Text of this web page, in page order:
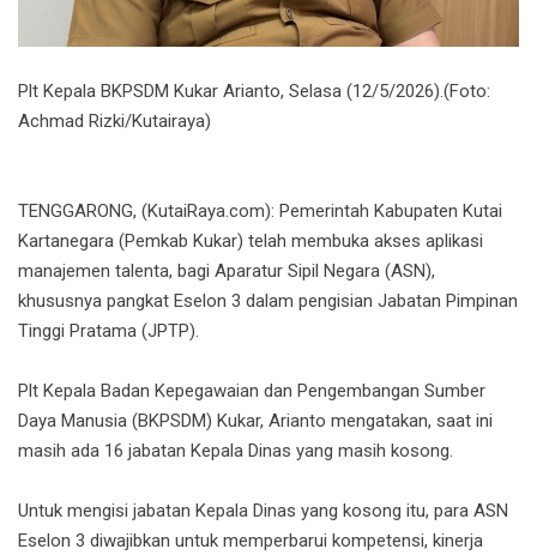
Plt Kepala BKPSDM Kukar Arianto, Selasa (12/5/2026).(Foto:
Achmad Rizki/Kutairaya)
TENGGARONG, (KutaiRaya.com): Pemerintah Kabupaten Kutai
Kartanegara (Pemkab Kukar) telah membuka akses aplikasi
manajemen talenta, bagi Aparatur Sipil Negara (ASN),
khususnya pangkat Eselon 3 dalam pengisian Jabatan Pimpinan
Tinggi Pratama (JPTP).
Plt Kepala Badan Kepegawaian dan Pengembangan Sumber
Daya Manusia (BKPSDM) Kukar, Arianto mengatakan, saat ini
masih ada 16 jabatan Kepala Dinas yang masih kosong.
Untuk mengisi jabatan Kepala Dinas yang kosong itu, para ASN
Eselon 3 diwajibkan untuk memperbarui kompetensi, kinerja